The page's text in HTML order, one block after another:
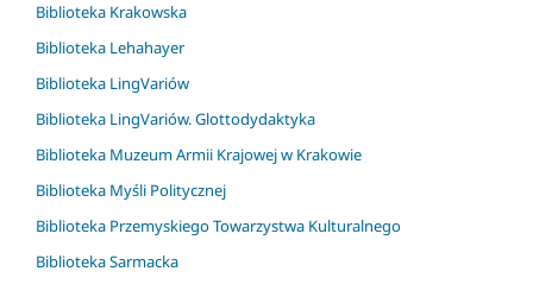
Biblioteka Krakowska
Biblioteka Lehahayer
Biblioteka LingVariów
Biblioteka LingVariów. Glottodydaktyka
Biblioteka Muzeum Armii Krajowej w Krakowie
Biblioteka Myśli Politycznej
Biblioteka Przemyskiego Towarzystwa Kulturalnego
Biblioteka Sarmacka